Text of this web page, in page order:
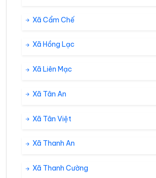
Xã Cẩm Chế
Xã Hồng Lạc
Xã Liên Mạc
Xã Tân An
Xã Tân Việt
Xã Thanh An
Xã Thanh Cường